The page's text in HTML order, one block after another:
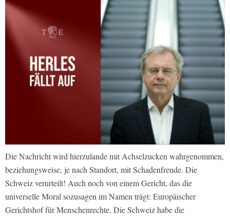
Die Nachricht wird hierzulande mit Achselzucken wahrgenommen,
beziehungsweise, je nach Standort, mit Schadenfreude. Die
Schweiz verurteilt! Auch noch von einem Gericht, das die
universelle Moral sozusagen im Namen trägt: Europäischer
Gerichtshof für Menschenrechte. Die Schweiz habe die